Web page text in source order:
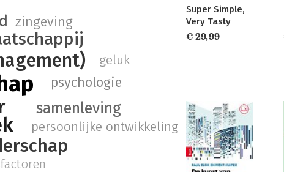
samenleving
psychologie
persoonlijke ontwikkeling
zingeving
geluk
Super Simple,
Very Tasty
€ 29,99